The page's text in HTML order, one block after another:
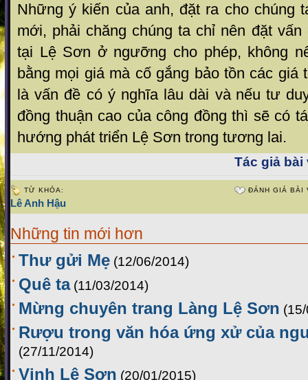
Những ý kiến của anh, đặt ra cho chúng
mới, phải chăng chúng ta chỉ nên đặt
tại Lệ Sơn ở ngưỡng cho phép, không
bằng mọi giá mà cố gắng bảo tồn các giá
là vấn đề có ý nghĩa lâu dài và nếu tư
đồng thuận cao của công đồng thì sẽ có
hướng phát triển Lệ Sơn trong tương lai.
Tác giả bài
TỪ KHÓA:
Lê Anh Hậu
ĐÁNH GIÁ BÀI
Những tin mới hơn
Thư gửi Mẹ (12/06/2014)
Quê ta (11/03/2014)
Mừng chuyên trang Làng Lệ Sơn
Rượu trong văn hóa ứng xử của
(27/11/2014)
Vịnh Lệ Sơn (20/01/2015)